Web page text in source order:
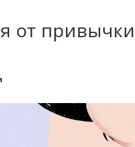
от